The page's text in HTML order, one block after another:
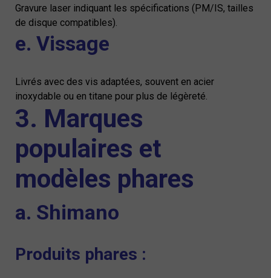
Gravure laser indiquant les spécifications (PM/IS, tailles
de disque compatibles).
e. Vissage
Livrés avec des vis adaptées, souvent en acier
inoxydable ou en titane pour plus de légèreté.
3. Marques
populaires et
modèles phares
a. Shimano
Produits phares :